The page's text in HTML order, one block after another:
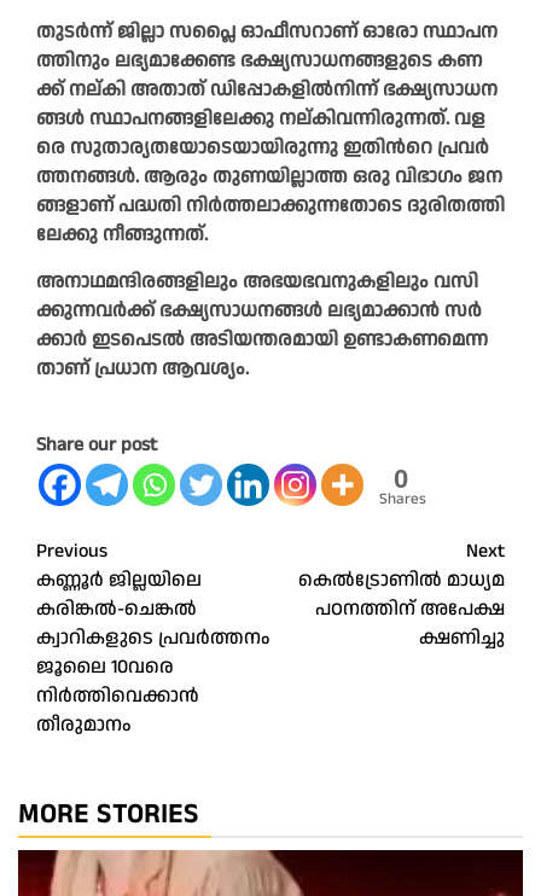
തു​ട​ർ​ന്ന് ജി​ല്ലാ സ​പ്ലൈ ഓ​ഫീ​സ​റാ​ണ് ഓ​രോ സ്ഥാ​പ​ന​
ത്തി​നും ല​ഭ്യ​മാ​ക്കേ​ണ്ട ഭ​ക്ഷ്യ​സാ​ധ​ന​ങ്ങ​ളു​ടെ ക​ണ​
ക്ക് ന​ല്കി അ​താ​ത് ഡി​പ്പോ​ക​ളി​ൽനി​ന്ന് ഭ​ക്ഷ്യ​സാ​ധ​ന​
ങ്ങ​ൾ സ്ഥാ​പ​ന​ങ്ങ​ളി​ലേ​ക്കു ന​ല്കി​വ​ന്നി​രു​ന്ന​ത്. വ​ള​
രെ സു​താ​ര്യ​ത​യോ​ടെ​യാ​യി​രു​ന്നു ഇ​തി​ന്‍റെ പ്ര​വ​ർ​
ത്ത​ന​ങ്ങ​ൾ. ആ​രും തു​ണ​യി​ല്ലാ​ത്ത ഒ​രു വി​ഭാ​ഗം ജ​ന​
ങ്ങ​ളാ​ണ് പ​ദ്ധ​തി നി​ർ​ത്ത​ലാ​ക്കു​ന്ന​തോ​ടെ ദു​രി​ത​ത്തി​
ലേ​ക്കു നീ​ങ്ങു​ന്ന​ത്.
അ​നാ​ഥ​മ​ന്ദി​ര​ങ്ങ​ളി​ലും അ​ഭ​യ​ഭ​വ​നുകളിലും വ​സി​
ക്കു​ന്ന​വ​ർ​ക്ക് ഭ​ക്ഷ്യ​സാ​ധ​ന​ങ്ങ​ൾ ല​ഭ്യ​മാ​ക്കാ​ൻ സ​ർ​
ക്കാ​ർ ഇ​ട​പെ​ട​ൽ അ​ടി​യ​ന്ത​ര​മാ​യി ഉ​ണ്ടാ​ക​ണ​മെ​ന്ന​
താ​ണ് പ്ര​ധാ​ന ആ​വ​ശ്യം.
Share our post
0
Shares
Post
navigation
Previous
കണ്ണൂർ ജില്ലയിലെ
കരിങ്കൽ-ചെങ്കൽ
ക്വാറികളുടെ പ്രവർത്തനം
ജൂലൈ 10വരെ
നിർത്തിവെക്കാൻ
തീരുമാനം
Next
കെൽട്രോണിൽ മാധ്യമ
പഠനത്തിന് അപേക്ഷ
ക്ഷണിച്ചു
MORE STORIES